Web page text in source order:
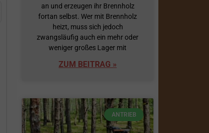
an und erzeugen ihr Brennholz
fortan selbst. Wer mit Brennholz
heizt, muss sich jedoch
zwangsläufig auch ein mehr oder
weniger großes Lager mit
ZUM BEITRAG »
ANTRIEB